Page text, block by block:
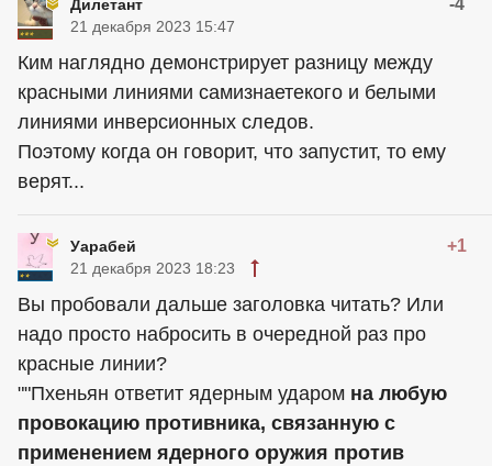
Дилетант -4
21 декабря 2023 15:47
Ким наглядно демонстрирует разницу между
красными линиями самизнаетекого и белыми
линиями инверсионных следов.
Поэтому когда он говорит, что запустит, то ему
верят...
Уарабей +1
21 декабря 2023 18:23
Вы пробовали дальше заголовка читать? Или
надо просто набросить в очередной раз про
красные линии?
""Пхеньян ответит ядерным ударом на любую
провокацию противника, связанную с
применением ядерного оружия против